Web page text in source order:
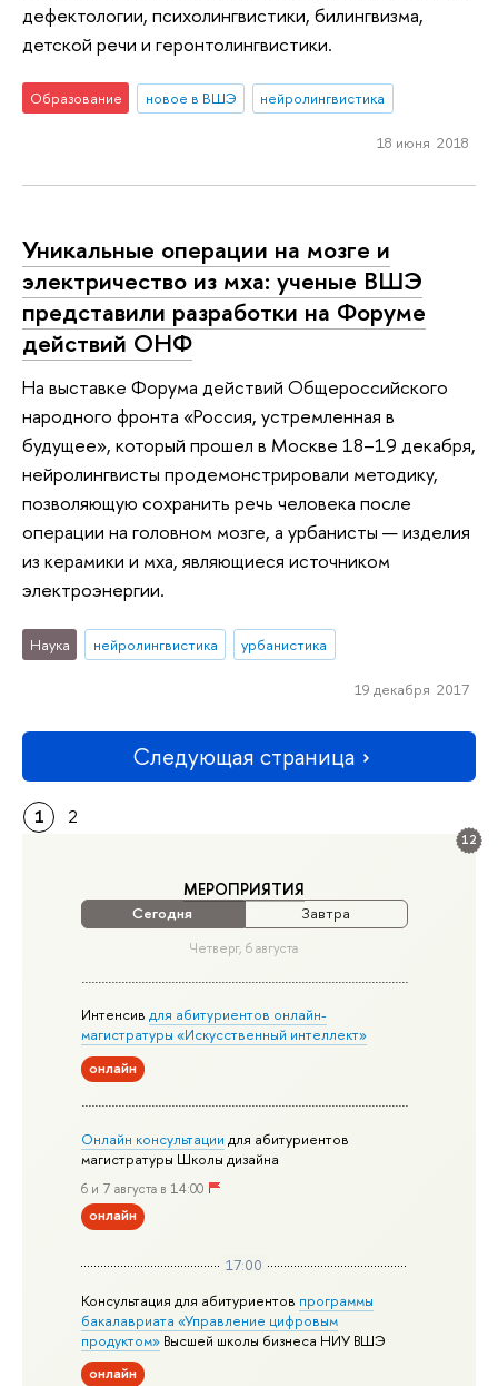
12
МЕРОПРИЯТИЯ
Сегодня Завтра
Четверг, 6 августа
Интенсивдля абитуриентов онлайн-
магистратуры «Искусственный интеллект»
онлайн
Онлайн консультации для абитуриентов
магистратуры Школы дизайна
6 и 7 августа в 14:00
онлайн
17:00
Консультация для абитуриентов программы
бакалавриата «Управление цифровым
продуктом» Высшей школы бизнеса НИУ ВШЭ
онлайн
дефектологии, психолингвистики, билингвизма,
детской речи и геронтолингвистики.
Образование новое в ВШЭ нейролингвистика
18 июня 2018
Уникальные операции на мозге и
электричество из мха: ученые ВШЭ
представили разработки на Форуме
действий ОНФ
На выставке Форума действий Общероссийского
народного фронта «Россия, устремленная в
будущее», который прошел в Москве 18–19 декабря,
нейролингвисты продемонстрировали методику,
позволяющую сохранить речь человека после
операции на головном мозге, а урбанисты — изделия
из керамики и мха, являющиеся источником
электроэнергии.
Наука нейролингвистика урбанистика
19 декабря 2017
Следующая страница
1 2